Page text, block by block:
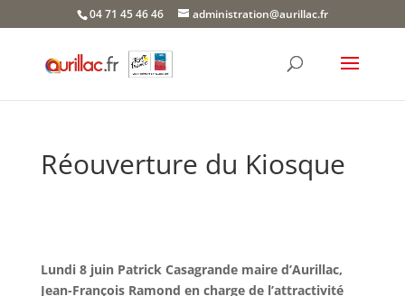
04 71 45 46 46 administration@aurillac.fr
Réouverture du Kiosque
Lundi 8 juin Patrick Casagrande maire d’Aurillac,
Jean-François Ramond en charge de l’attractivité